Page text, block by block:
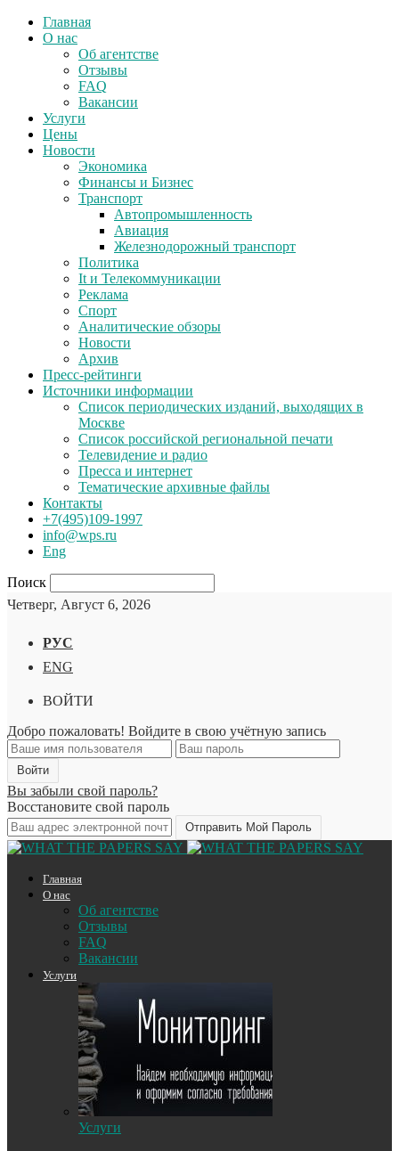
Главная
О нас
Об агентстве
Отзывы
FAQ
Вакансии
Услуги
Цены
Новости
Экономика
Финансы и Бизнес
Транспорт
Автопромышленность
Авиация
Железнодорожный транспорт
Политика
It и Телекоммуникации
Реклама
Спорт
Аналитические обзоры
Новости
Архив
Пресс-рейтинги
Источники информации
Список периодических изданий, выходящих в
Москве
Список российской региональной печати
Телевидение и радио
Пресса и интернет
Тематические архивные файлы
Контакты
+7(495)109-1997
info@wps.ru
Eng
Поиск
Четверг, Август 6, 2026
РУС
ENG
ВОЙТИ
Добро пожаловать! Войдите в свою учётную запись
Вы забыли свой пароль?
Восстановите свой пароль
Главная
О нас
Об агентстве
Отзывы
FAQ
Вакансии
Услуги
Услуги